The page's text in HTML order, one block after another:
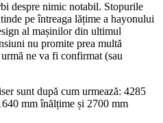
despre nimic notabil. Stopurile
pe întreaga lățime a hayonului
al mașinilor din ultimul
nu promite prea multă
ne va fi confirmat (sau
sunt după cum urmează: 4285
mm înălțime și 2700 mm